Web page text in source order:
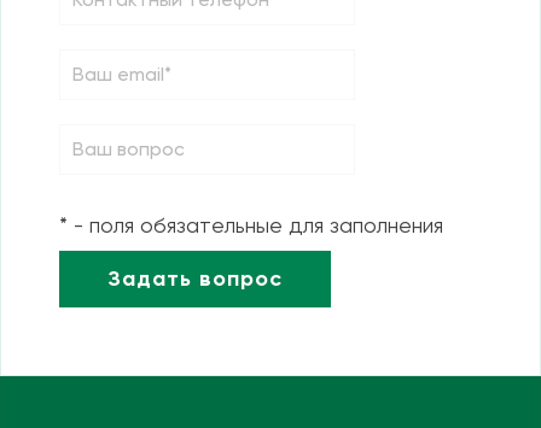
* - поля обязательные для заполнения